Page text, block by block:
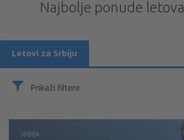
Najbolje ponude letova
Letovi za Srbiju
Prikaži filtere
SRBIJA